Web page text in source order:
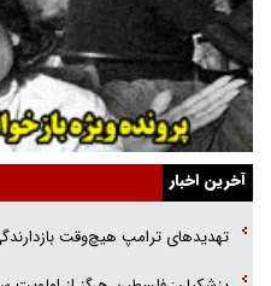
گفت‌وگو با خواهر یکی از شهدای جنگ
اهل خدمت بی‌منت بود
جزئیات شکنجه‌هایم فراتر از آن است که
پلیس
آخرین اخبار
تهدید‌های ترامپ هیچ‌وقت